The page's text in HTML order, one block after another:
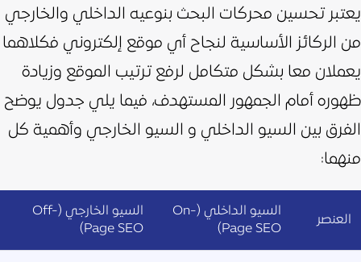
يعتبر تحسين محركات البحث بنوعيه الداخلي والخارجي
من الركائز الأساسية لنجاح أي موقع إلكتروني فكلاهما
يعملان معا بشكل متكامل لرفع ترتيب الموقع وزيادة
ظهوره أمام الجمهور المستهدف، فيما يلي جدول يوضح
الفرق بين السيو الداخلي و السيو الخارجي وأهمية كل
منهما:
العنصر
السيو الداخلي (On-
Page SEO)
السيو الخارجي (Off-
Page SEO)